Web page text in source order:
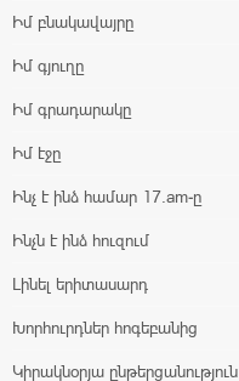
Իմ բնակավայրը
Իմ գյուղը
Իմ գրադարակը
Իմ էջը
Ինչ է ինձ համար 17.am-ը
Ինչն է ինձ հուզում
Լինել երիտասարդ
Խորհուրդներ հոգեբանից
Կիրակնօրյա ընթերցանություն